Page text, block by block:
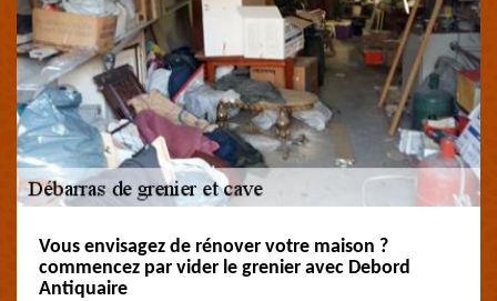
Vous envisagez de rénover votre maison ?
commencez par vider le grenier avec Debord
Antiquaire